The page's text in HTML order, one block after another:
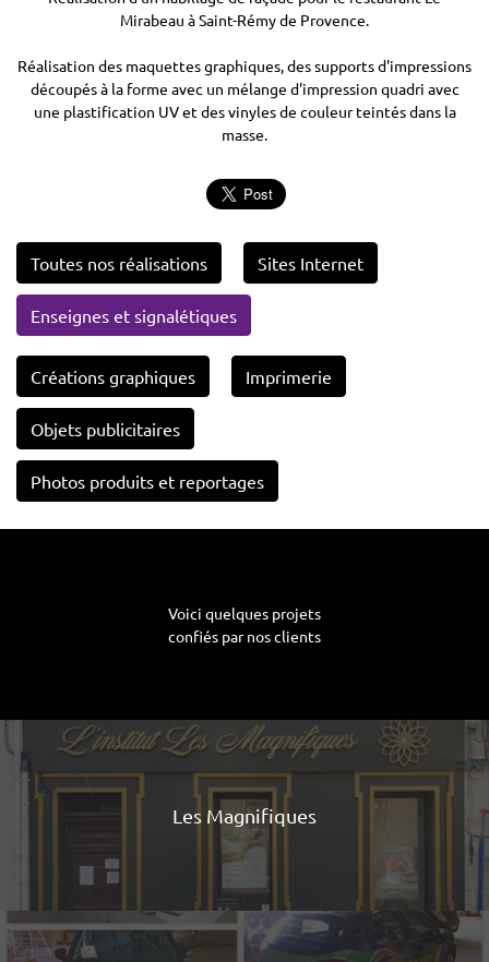
Mirabeau à Saint-Rémy de Provence.
Réalisation des maquettes graphiques, des supports d'impressions
découpés à la forme avec un mélange d'impression quadri avec
une plastification UV et des vinyles de couleur teintés dans la
masse.
Toutes nos réalisations Sites Internet
Enseignes et signalétiques
Créations graphiques Imprimerie
Objets publicitaires
Photos produits et reportages
Voici quelques projets
confiés par nos clients
Les Magnifiques